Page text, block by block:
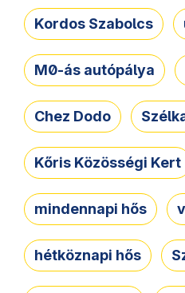
Kordos Szabolcs
M0-ás autópálya
Chez Dodo
Kőris Közösségi Kert
mindennapi hős
hétköznapi hős